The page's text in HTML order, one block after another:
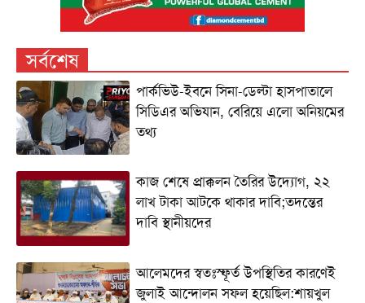
সর্বশেষ
পার্কভিউ-ইবনে সিনা-ডেল্টা হাসপাতালে
সিডিএর অভিযান, বেরিয়ে এলো অনিয়মের
তথ্য
কাজ শেষে প্রাক্কলন তৈরির উদ্যোগ, ২২
লাখ টাকা আটকে থাকার দাবি;তদন্তের
দাবি স্থানীয়দের
আলেমদের স্বতঃস্ফূর্ত উপস্থিতির কারণেই
জুলাই আন্দোলন সফল হয়েছিল:শায়খুল